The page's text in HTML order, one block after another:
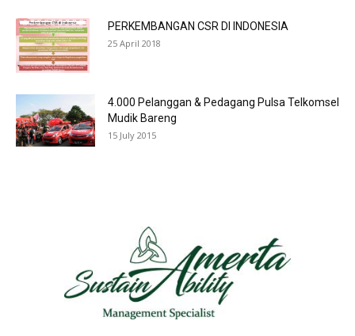
PERKEMBANGAN CSR DI INDONESIA
25 April 2018
4.000 Pelanggan & Pedagang Pulsa Telkomsel
Mudik Bareng
15 July 2015